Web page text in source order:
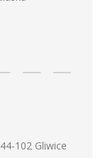
102 Gliwice